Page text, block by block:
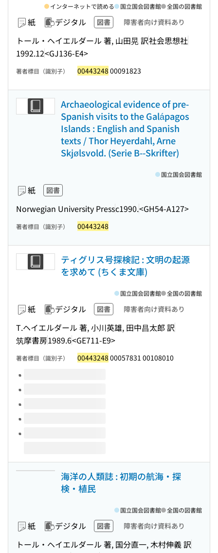
紙 デジタル 図書 障害者向け資料あり
トール・ヘイエルダール 著, 山田晃 訳社会思想社
1992.12<GJ136-E4>
インターネットで読める 国立国会図書館 全国の図書館
著者標目（識別子） 00443248 00091823
Archaeological evidence of pre-
Spanish visits to the Galápagos
Islands : English and Spanish
texts / Thor Heyerdahl, Arne
Skjølsvold. (Serie B--Skrifter)
紙 図書
Norwegian University Pressc1990.<GH54-A127>
国立国会図書館
著者標目（識別子） 00443248
ティグリス号探検記 : 文明の起源
を求めて (ちくま文庫)
紙 デジタル 図書 障害者向け資料あり
T.ヘイエルダール 著, 小川英雄, 田中昌太郎 訳
筑摩書房1989.6<GE711-E9>
国立国会図書館 全国の図書館
著者標目（識別子） 00443248 00057831 00108010
このタイトルの巻号
海洋の人類誌 : 初期の航海・探
検・植民
紙 デジタル 図書 障害者向け資料あり
トール・ヘイエルダール 著, 国分直一, 木村伸義 訳
国立国会図書館 全国の図書館